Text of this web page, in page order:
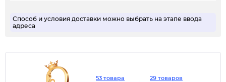
Способ и условия доставки можно выбрать на этапе ввода
адреса
53 товара
29 товаров